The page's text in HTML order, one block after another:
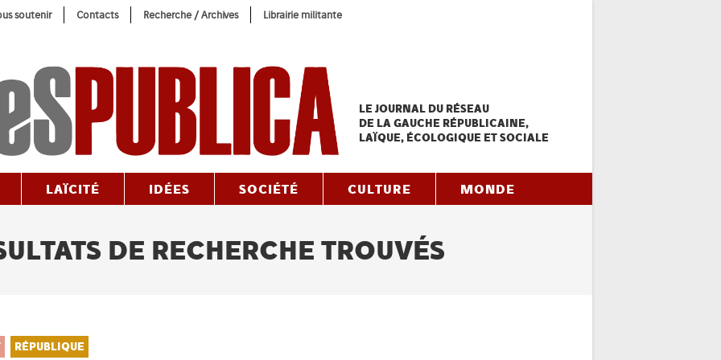
soutenir Contacts Recherche / Archives Librairie militante
LE JOURNAL DU RÉSEAU
DE LA GAUCHE RÉPUBLICAINE,
LAÏQUE, ÉCOLOGIQUE ET SOCIALE
LAÏCITÉ IDÉES SOCIÉTÉ CULTURE MONDE
DE RECHERCHE TROUVÉS
RÉPUBLIQUE